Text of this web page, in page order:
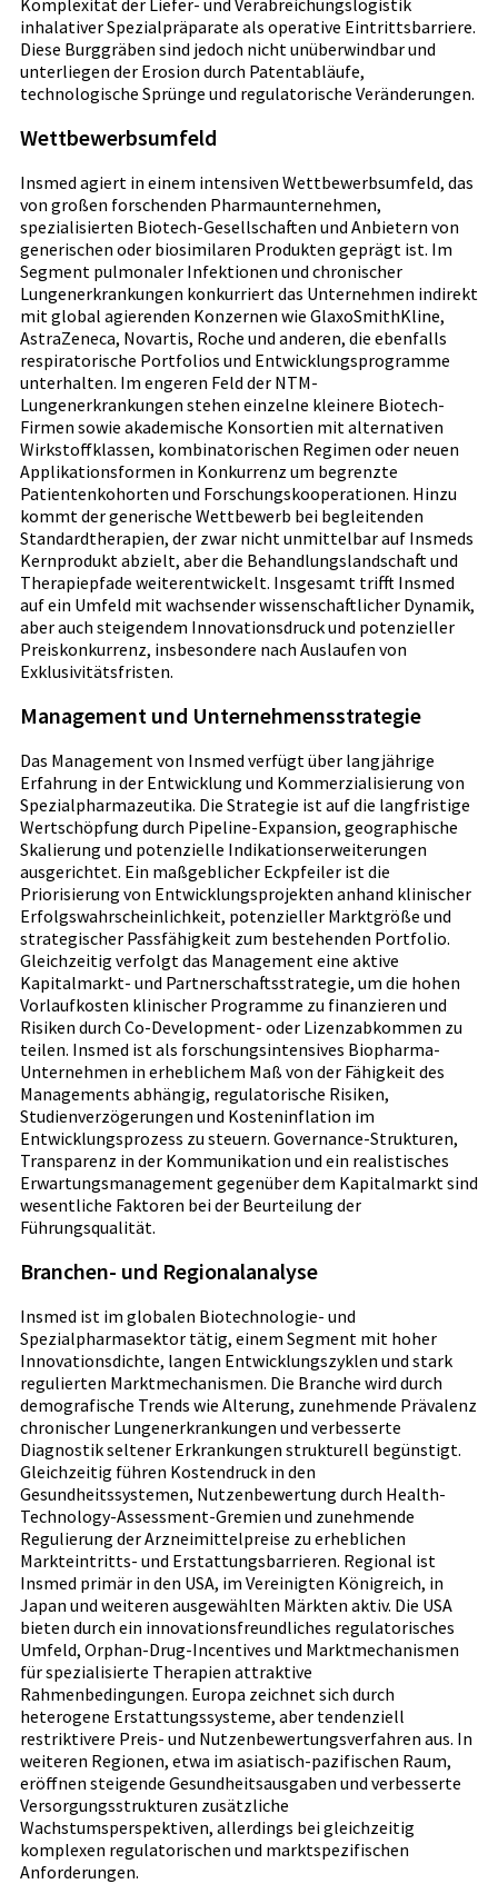
inhalativer Spezialpräparate als operative Eintrittsbarriere.
Diese Burggräben sind jedoch nicht unüberwindbar und
unterliegen der Erosion durch Patentabläufe,
technologische Sprünge und regulatorische Veränderungen.
Wettbewerbsumfeld
Insmed agiert in einem intensiven Wettbewerbsumfeld, das
von großen forschenden Pharmaunternehmen,
spezialisierten Biotech-Gesellschaften und Anbietern von
generischen oder biosimilaren Produkten geprägt ist. Im
Segment pulmonaler Infektionen und chronischer
Lungenerkrankungen konkurriert das Unternehmen indirekt
mit global agierenden Konzernen wie GlaxoSmithKline,
AstraZeneca, Novartis, Roche und anderen, die ebenfalls
respiratorische Portfolios und Entwicklungsprogramme
unterhalten. Im engeren Feld der NTM-
Lungenerkrankungen stehen einzelne kleinere Biotech-
Firmen sowie akademische Konsortien mit alternativen
Wirkstoffklassen, kombinatorischen Regimen oder neuen
Applikationsformen in Konkurrenz um begrenzte
Patientenkohorten und Forschungskooperationen. Hinzu
kommt der generische Wettbewerb bei begleitenden
Standardtherapien, der zwar nicht unmittelbar auf Insmeds
Kernprodukt abzielt, aber die Behandlungslandschaft und
Therapiepfade weiterentwickelt. Insgesamt trifft Insmed
auf ein Umfeld mit wachsender wissenschaftlicher Dynamik,
aber auch steigendem Innovationsdruck und potenzieller
Preiskonkurrenz, insbesondere nach Auslaufen von
Exklusivitätsfristen.
Management und Unternehmensstrategie
Das Management von Insmed verfügt über langjährige
Erfahrung in der Entwicklung und Kommerzialisierung von
Spezialpharmazeutika. Die Strategie ist auf die langfristige
Wertschöpfung durch Pipeline-Expansion, geographische
Skalierung und potenzielle Indikationserweiterungen
ausgerichtet. Ein maßgeblicher Eckpfeiler ist die
Priorisierung von Entwicklungsprojekten anhand klinischer
Erfolgswahrscheinlichkeit, potenzieller Marktgröße und
strategischer Passfähigkeit zum bestehenden Portfolio.
Gleichzeitig verfolgt das Management eine aktive
Kapitalmarkt- und Partnerschaftsstrategie, um die hohen
Vorlaufkosten klinischer Programme zu finanzieren und
Risiken durch Co-Development- oder Lizenzabkommen zu
teilen. Insmed ist als forschungsintensives Biopharma-
Unternehmen in erheblichem Maß von der Fähigkeit des
Managements abhängig, regulatorische Risiken,
Studienverzögerungen und Kosteninflation im
Entwicklungsprozess zu steuern. Governance-Strukturen,
Transparenz in der Kommunikation und ein realistisches
Erwartungsmanagement gegenüber dem Kapitalmarkt sind
wesentliche Faktoren bei der Beurteilung der
Führungsqualität.
Branchen- und Regionalanalyse
Insmed ist im globalen Biotechnologie- und
Spezialpharmasektor tätig, einem Segment mit hoher
Innovationsdichte, langen Entwicklungszyklen und stark
regulierten Marktmechanismen. Die Branche wird durch
demografische Trends wie Alterung, zunehmende Prävalenz
chronischer Lungenerkrankungen und verbesserte
Diagnostik seltener Erkrankungen strukturell begünstigt.
Gleichzeitig führen Kostendruck in den
Gesundheitssystemen, Nutzenbewertung durch Health-
Technology-Assessment-Gremien und zunehmende
Regulierung der Arzneimittelpreise zu erheblichen
Markteintritts- und Erstattungsbarrieren. Regional ist
Insmed primär in den USA, im Vereinigten Königreich, in
Japan und weiteren ausgewählten Märkten aktiv. Die USA
bieten durch ein innovationsfreundliches regulatorisches
Umfeld, Orphan-Drug-Incentives und Marktmechanismen
für spezialisierte Therapien attraktive
Rahmenbedingungen. Europa zeichnet sich durch
heterogene Erstattungssysteme, aber tendenziell
restriktivere Preis- und Nutzenbewertungsverfahren aus. In
weiteren Regionen, etwa im asiatisch-pazifischen Raum,
eröffnen steigende Gesundheitsausgaben und verbesserte
Versorgungsstrukturen zusätzliche
Wachstumsperspektiven, allerdings bei gleichzeitig
komplexen regulatorischen und marktspezifischen
Anforderungen.